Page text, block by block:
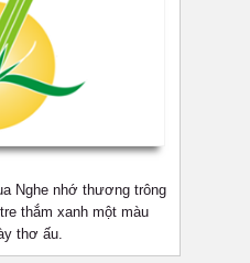
Nghe nhớ thương trông
thắm xanh một màu
thơ ấu.